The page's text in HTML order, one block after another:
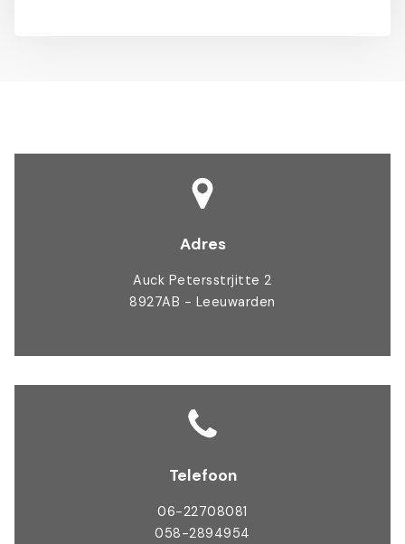
Adres
Auck Petersstrjitte 2
8927AB - Leeuwarden
Telefoon
06-22708081
058-2894954